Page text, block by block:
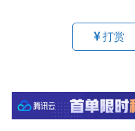
打赏